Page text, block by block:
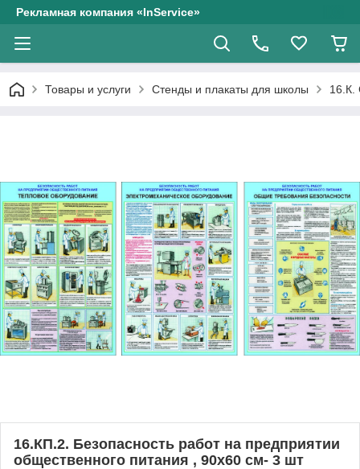
Рекламная компания «InService»
Товары и услуги Стенды и плакаты для школы 16.К.
16.КП.2. Безопасность работ на предприятии
общественного питания , 90х60 см- 3 шт